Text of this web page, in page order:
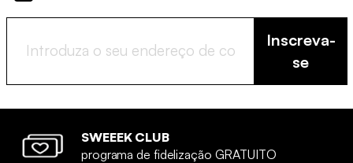
Inscreva-
se
SWEEEK CLUB
programa de fidelização GRATUITO